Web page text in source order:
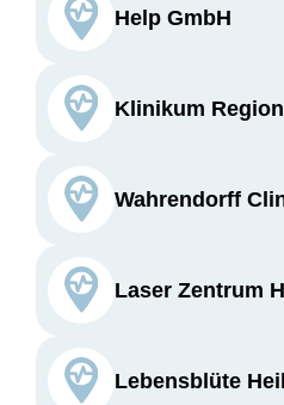
Help GmbH
Klinikum
Wahrendorff
Laser Zentrum
Lebensblüte